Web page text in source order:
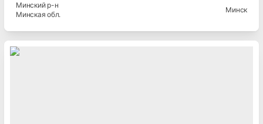
Минскийр-н
Минская обл.
Минск